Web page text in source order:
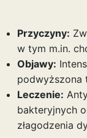
Przyczyny:
w tym m.in.
Objawy:
podwyższona
Leczenie:
bakteryjnych
złagodzenia